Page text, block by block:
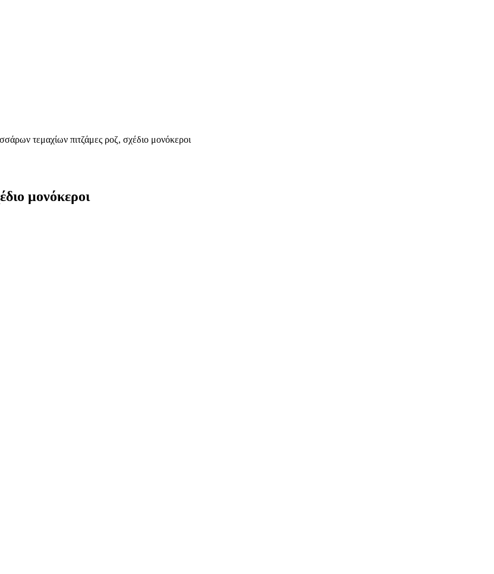
τεμαχίων πιτζάμες ροζ, σχέδιο μονόκεροι
μονόκεροι